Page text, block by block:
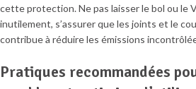
cette protection. Ne pas laisser le bol ou le
inutilement, s’assurer que les joints et le
contribue à réduire les émissions
Pratiques recommandées